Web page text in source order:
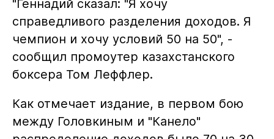
"Геннадий сказал: "Я хочу
справедливого разделения доходов. Я
чемпион и хочу условий 50 на 50", -
сообщил промоутер казахстанского
боксера Том Леффлер.
Как отмечает издание, в первом бою
между Головкиным и "Канело"